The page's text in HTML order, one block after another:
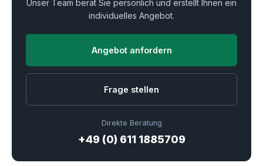
Unser Team berät Sie persönlich und erstellt Ihnen ein
individuelles Angebot.
Angebot anfordern
Frage stellen
Direkte Beratung
+49 (0) 611 1885709